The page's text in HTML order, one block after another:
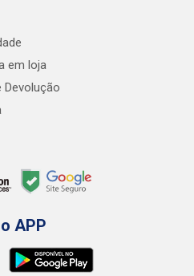
em loja
Devolução
APP